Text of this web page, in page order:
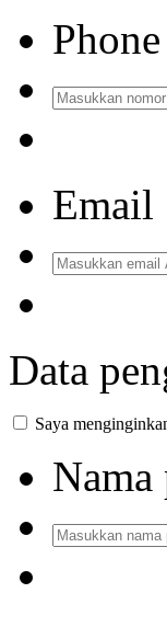
Phone
Email
Data
Saya
Nama